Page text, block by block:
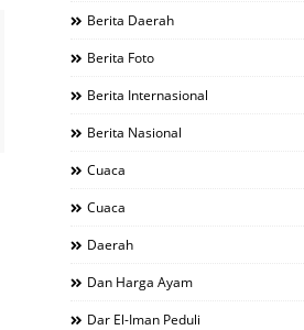
Berita Daerah
Berita Foto
Berita Internasional
Berita Nasional
Cuaca
Cuaca
Daerah
Dan Harga Ayam
Dar El-Iman Peduli